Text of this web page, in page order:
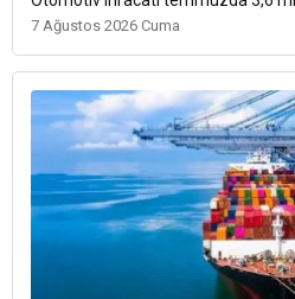
7 Ağustos 2026 Cuma